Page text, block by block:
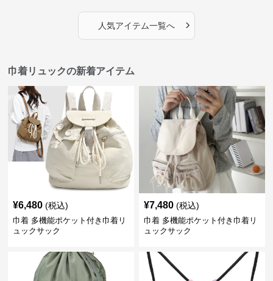
人気アイテム一覧へ ›
巾着リュックの新着アイテム
¥6,480 (税込)
巾着 多機能ポケット付き巾着リ
ュックサック
¥7,480 (税込)
巾着 多機能ポケット付き巾着リ
ュックサック